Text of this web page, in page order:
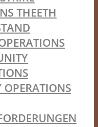
THEETH
OPERATIONS